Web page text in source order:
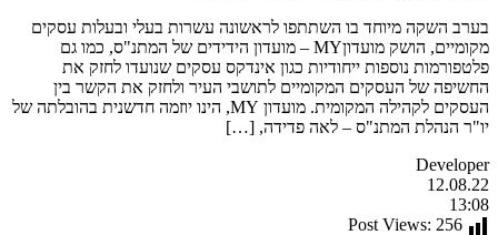
בערב השקה מיוחד בו השתתפו לראשונה עשרות בעלי ובעלות עסקים
מקומיים, הושק מועדוןMY – מועדון הידידים של המתנ"ס, כמו גם
פלטפורמות נוספות ייחודיות כגון אינדקס עסקים שנועדו לחזק את
החשיפה של העסקים המקומיים לתושבי העיר ולחזק את הקשר בין
העסקים לקהילה המקומית. מועדון MY, הינו יוזמה חדשנית בהובלתה של
יו"ר הנהלת המתנ"ס – לאה פדידה, […]
Developer
12.08.22
13:08
Post Views: 256